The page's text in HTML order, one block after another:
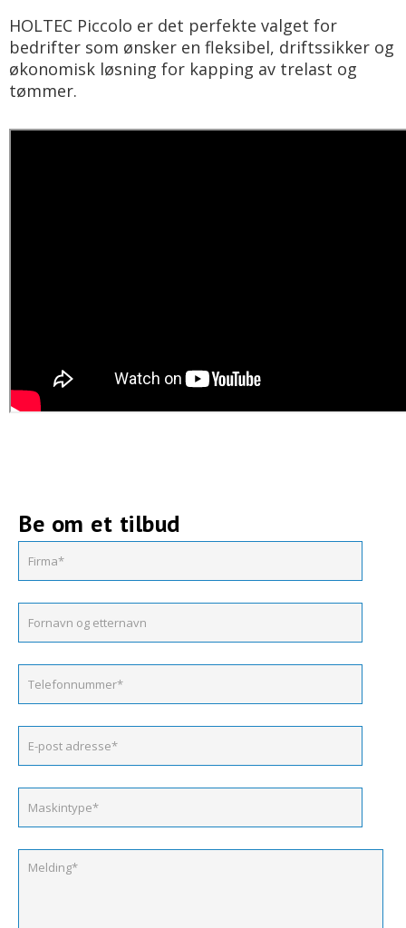
HOLTEC Piccolo er det perfekte valget for
bedrifter som ønsker en fleksibel, driftssikker og
økonomisk løsning for kapping av trelast og
tømmer.
Be om et tilbud